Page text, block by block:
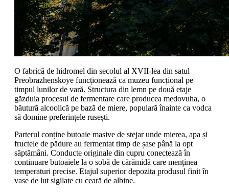
O fabrică de hidromel din secolul al XVII-lea din satul
Preobrazhenskoye funcționează ca muzeu funcțional pe
timpul lunilor de vară. Structura din lemn pe două etaje
găzduia procesul de fermentare care producea medovuha, o
băutură alcoolică pe bază de miere, populară înainte ca vodca
să domine preferințele rusești.
Parterul conține butoaie masive de stejar unde mierea, apa și
fructele de pădure au fermentat timp de șase până la opt
săptămâni. Conducte originale din cupru conectează în
continuare butoaiele la o sobă de cărămidă care menținea
temperaturi precise. Etajul superior depozita produsul finit în
vase de lut sigilate cu ceară de albine.